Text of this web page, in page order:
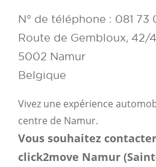
N° de téléphone : 081 73
Route de Gembloux, 42/
5002 Namur
Belgique
Vivez une expérience
centre de Namur.
Vous souhaitez
click2move Namur